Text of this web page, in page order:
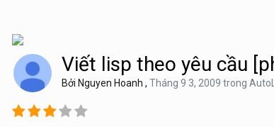
Viết lisp theo yêu cầu
Bởi Nguyen Hoanh , Tháng 9 3, 2009 trong